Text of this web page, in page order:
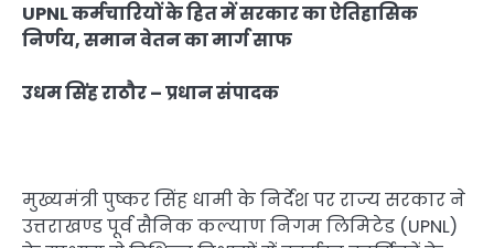
UPNL कर्मचारियों के हित में सरकार का ऐतिहासिक
निर्णय, समान वेतन का मार्ग साफ
उधम सिंह राठौर – प्रधान संपादक
मुख्यमंत्री पुष्कर सिंह धामी के निर्देश पर राज्य सरकार ने
उत्तराखण्ड पूर्व सैनिक कल्याण निगम लिमिटेड (UPNL)